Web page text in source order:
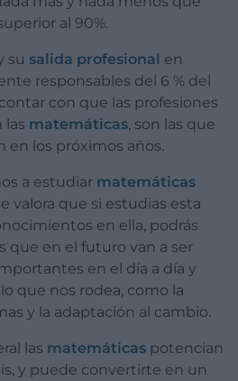
al 90%.
su salida profesional en
responsables del 6 % del
con que las profesiones
las matemáticas, son las que
en los próximos años.
a estudiar matemáticas
valora que si estudias esta
en ella, podrás
que en el futuro van a ser
en el día a día y
que nos rodea, como la
y la adaptación al cambio.
las matemáticas potencian
y puede convertirte en un